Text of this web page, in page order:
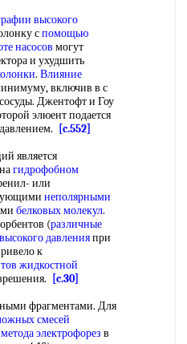
высокого
спомощью
насосов могут
и ухудшить
. Влияние
включив в с
Джентофт и Гоу
элюент подается
[c.552]
является
гидрофобном
или
неполярными
белковых молекул.
(различные
высокого давленияпри
к
жидкостной
[c.30]
фрагментами. Для
смесей
метода электрофорез в